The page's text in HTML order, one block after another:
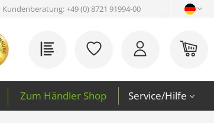
Kundenberatung:+49 (0) 8721 91994-00
Du hast 0 Produkte auf
Zum Händler Shop Service/Hilfe